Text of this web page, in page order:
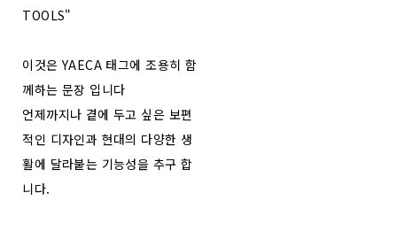
TOOLS"
이것은 YAECA 태그에 조용히 함
께하는 문장 입니다
언제까지나 곁에 두고 싶은 보편
적인 디자인과 현대의 다양한 생
활에 달라붙는 기능성을 추구 합
니다.